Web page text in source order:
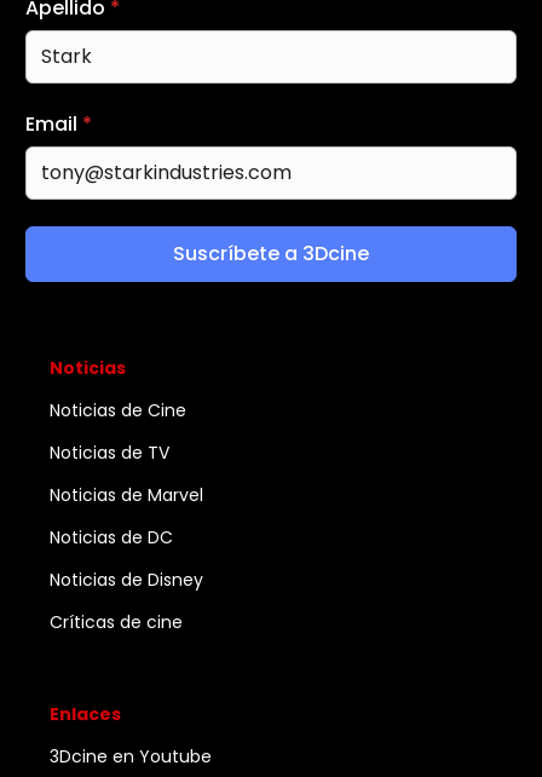
Apellido *
Email *
Suscríbete a 3Dcine
Noticias
Noticias de Cine
Noticias de TV
Noticias de Marvel
Noticias de DC
Noticias de Disney
Críticas de cine
Enlaces
3Dcine en Youtube